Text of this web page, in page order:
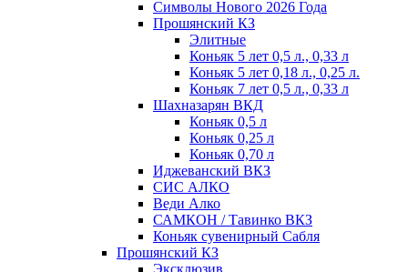
Символы Нового 2026 Года
Прошянский КЗ
Элитные
Коньяк 5 лет 0,5 л., 0,33 л
Коньяк 5 лет 0,18 л., 0,25 л.
Коньяк 7 лет 0,5 л., 0,33 л
Шахназарян ВКД
Коньяк 0,5 л
Коньяк 0,25 л
Коньяк 0,70 л
Иджеванский ВКЗ
СИС АЛКО
Веди Алко
САМКОН / Тавинко ВКЗ
Коньяк сувенирный Сабля
Прошянский КЗ
Эксклюзив